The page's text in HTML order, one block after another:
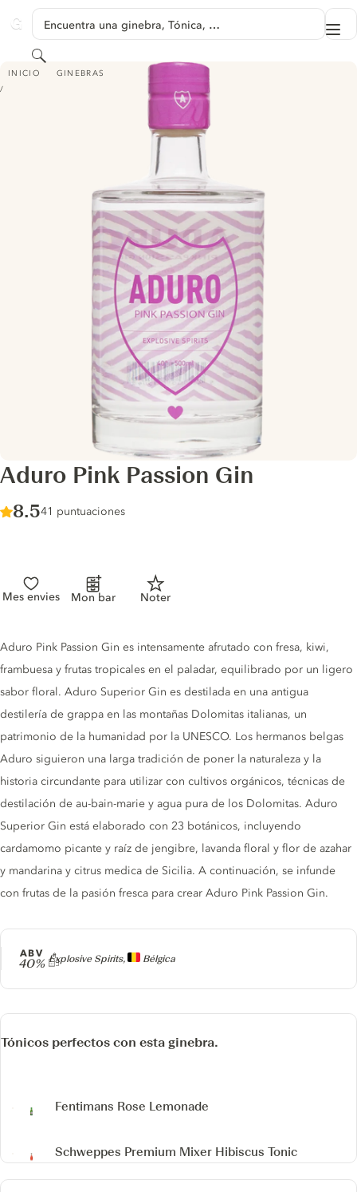
GINVENTORY
Encuentra una ginebra, Tónica, …
Buscar
INICIO GINEBRAS
ADURO PINK PASSION GIN
Aduro Pink Passion Gin
Score :
8.5/ 10
41 puntuaciones
Mes envies Mon bar Noter
Producer
Explosive Spirits, Bélgica
ABV
40%
Gin description
Aduro Pink Passion Gin es intensamente afrutado con fresa, kiwi,
frambuesa y frutas tropicales en el paladar, equilibrado por un ligero
sabor floral. Aduro Superior Gin es destilada en una antigua
destilería de grappa en las montañas Dolomitas italianas, un
patrimonio de la humanidad por la UNESCO. Los hermanos belgas
Aduro siguieron una larga tradición de poner la naturaleza y la
historia circundante para utilizar con cultivos orgánicos, técnicas de
destilación de au-bain-marie y agua pura de los Dolomitas. Aduro
Superior Gin está elaborado con 23 botánicos, incluyendo
cardamomo picante y raíz de jengibre, lavanda floral y flor de azahar
y mandarina y citrus medica de Sicilia. A continuación, se infunde
con frutas de la pasión fresca para crear Aduro Pink Passion Gin.
Tónicos perfectos con esta ginebra.
Fentimans Rose Lemonade
Schweppes Premium Mixer Hibiscus Tonic